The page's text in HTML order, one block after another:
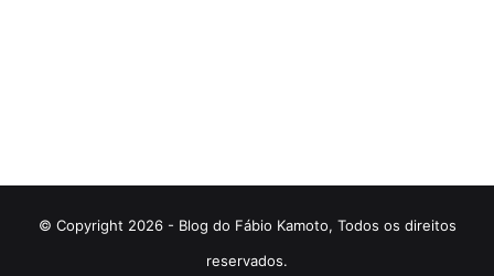
© Copyright 2026 - Blog do Fábio Kamoto, Todos os direitos
reservados.